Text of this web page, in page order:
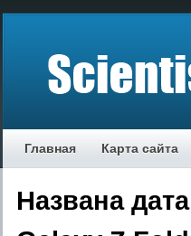
Главная Карта сайта
Названа